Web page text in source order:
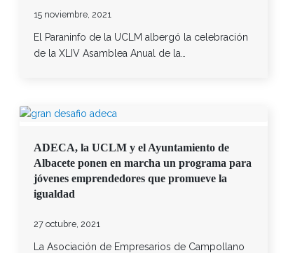
15 noviembre, 2021
El Paraninfo de la UCLM albergó la celebración
de la XLIV Asamblea Anual de la…
ADECA, la UCLM y el Ayuntamiento de
Albacete ponen en marcha un programa para
jóvenes emprendedores que promueve la
igualdad
27 octubre, 2021
La Asociación de Empresarios de Campollano